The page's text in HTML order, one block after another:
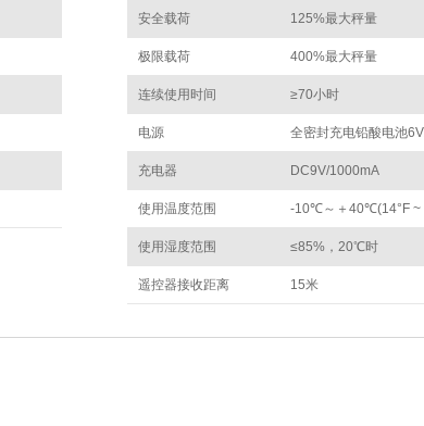
安全载荷 125%最大秤量
极限载荷 400%最大秤量
连续使用时间 ≥70小时
电源 全密封充电铅酸电池
充电器 DC9V/1000mA
使用温度范围 -10℃～＋40℃(14°F ~
使用湿度范围 ≤85%，20℃时
遥控器接收距离 15米